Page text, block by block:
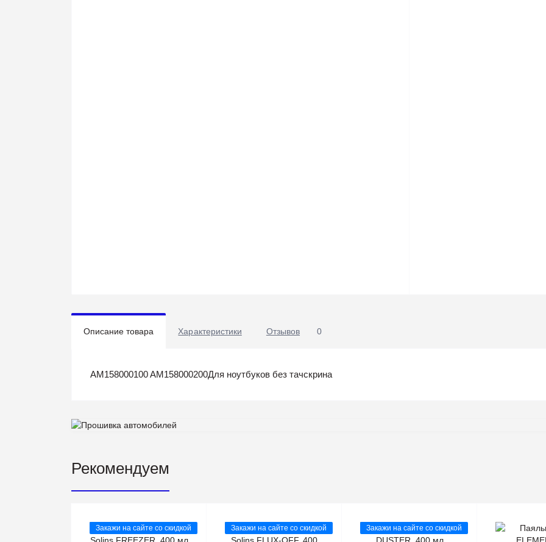
Описание товара Характеристики Отзывов 0
AM158000100 AM158000200Для ноутбуков без тачскрина
Рекомендуем
Закажи на сайте со скидкой Закажи на сайте со скидкой Закажи на сайте со скидкой